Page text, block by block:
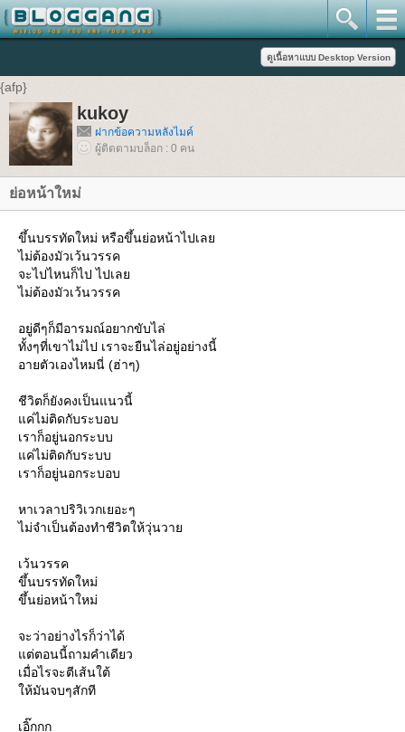
{afp}
kukoy
ฝากข้อความหลังไมค์
ผู้ติดตามบล็อก : 0 คน
ย่อหน้าใหม่
ขึ้นบรรทัดใหม่ หรือขึ้นย่อหน้าไปเลย
ไม่ต้องมัวเว้นวรรค
จะไปไหนก็ไป ไปเลย
ไม่ต้องมัวเว้นวรรค
อยู่ดีๆก็มีอารมณ์อยากขับไล่
ทั้งๆที่เขาไม่ไป เราจะยืนไล่อยู่อย่างนี้
อายตัวเองไหมนี่ (ฮ่าๆ)
ชีวิตก็ยังคงเป็นแนวนี้
แค่ไม่ติดกับระบอบ
เราก็อยู่นอกระบบ
แค่ไม่ติดกับระบบ
เราก็อยู่นอกระบอบ
หาเวลาปริวิเวกเยอะๆ
ไม่จำเป็นต้องทำชีวิตให้วุ่นวาย
เว้นวรรค
ขึ้นบรรทัดใหม่
ขึ้นย่อหน้าใหม่
จะว่าอย่างไรก็ว่าได้
แต่ตอนนี้ถามคำเดียว
เมื่อไรจะตีเส้นใต้
ให้มันจบๆสักที
เอิ๊กกก